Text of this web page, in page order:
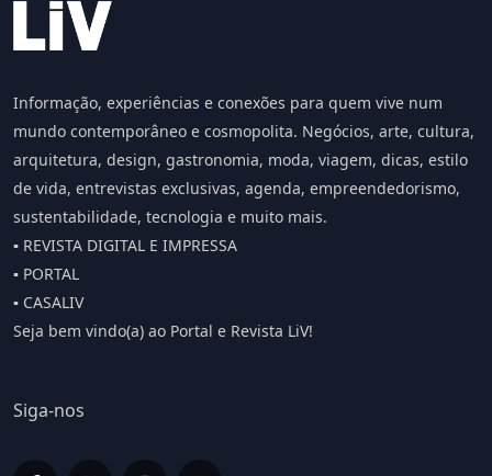
Informação, experiências e conexões para quem vive num
mundo contemporâneo e cosmopolita. Negócios, arte, cultura,
arquitetura, design, gastronomia, moda, viagem, dicas, estilo
de vida, entrevistas exclusivas, agenda, empreendedorismo,
sustentabilidade, tecnologia e muito mais.
▪️ REVISTA DIGITAL E IMPRESSA
▪️ PORTAL
▪️ CASALIV
Seja bem vindo(a) ao Portal e Revista LiV!
Siga-nos